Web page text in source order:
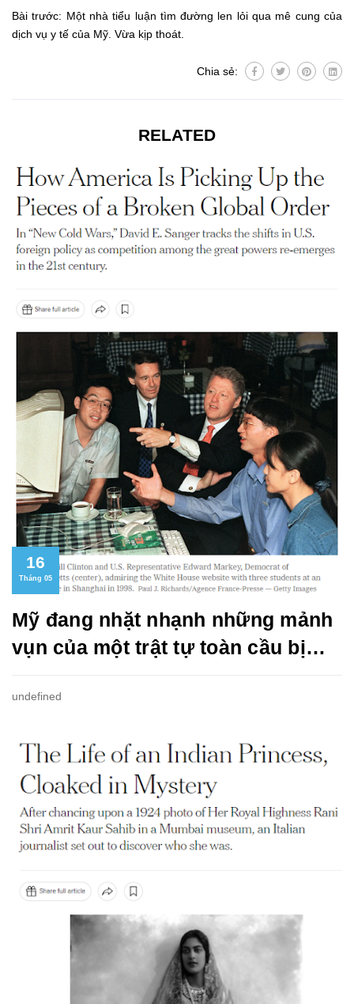
Bài trước: Một nhà tiểu luận tìm đường len lỏi qua mê cung của
dịch vụ y tế của Mỹ. Vừa kịp thoát.
Chia sẻ:
RELATED
16
Tháng 05
Mỹ đang nhặt nhạnh những mảnh
vụn của một trật tự toàn cầu bị
undefined